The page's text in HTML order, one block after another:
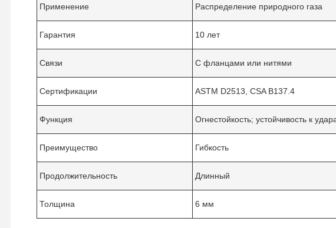
Применение Распределение природного газа
Гарантия 10 лет
Связи С фланцами или нитями
Сертификации ASTM D2513, CSA B137.4
Функция Огнестойкость; устойчивость к
Преимущество Гибкость
Продолжительность Длинный
Толщина 6 мм